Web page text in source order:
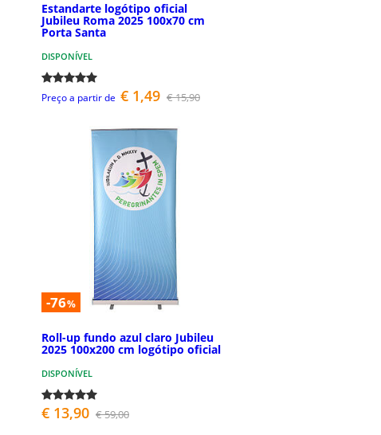
Estandarte logótipo oficial
Jubileu Roma 2025 100x70 cm
Porta Santa
DISPONÍVEL
Preço a partir de € 1,49 € 15,90
-76%
Roll-up fundo azul claro Jubileu
2025 100x200 cm logótipo oficial
DISPONÍVEL
€ 13,90 € 59,00